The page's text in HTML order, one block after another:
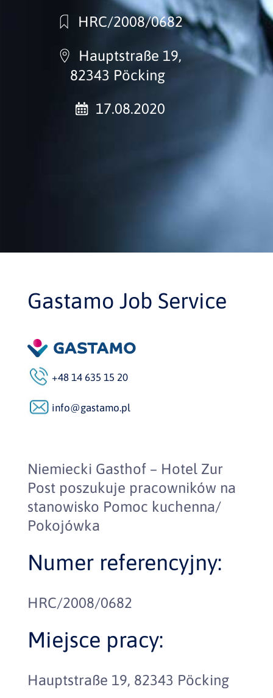
HRC/2008/0682
Hauptstraße 19,
82343 Pöcking
17.08.2020
Gastamo Job Service
+48 14 635 15 20
info@gastamo.pl
Niemiecki Gasthof – Hotel Zur
Post poszukuje pracowników na
stanowisko Pomoc kuchenna/
Pokojówka
Numer referencyjny:
HRC/2008/0682
Miejsce pracy:
Hauptstraße 19, 82343 Pöcking